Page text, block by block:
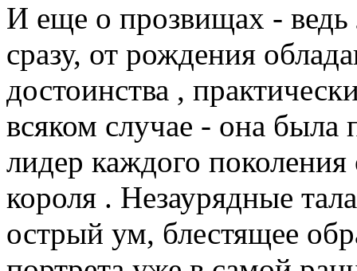
И еще о прозвищах -
сразу, от рождения
достоинства ,
всяком случае - она была
лидер каждого поколения
короля . Незаурядные
острый ум, блестящее